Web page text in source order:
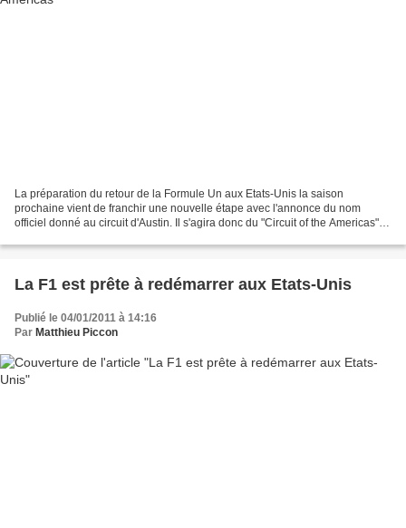
La préparation du retour de la Formule Un aux Etats-Unis la saison
prochaine vient de franchir une nouvelle étape avec l'annonce du nom
officiel donné au circuit d'Austin. Il s'agira donc du "Circuit of the Americas"
La F1 est prête à redémarrer aux Etats-Unis
Publié le 04/01/2011 à 14:16
Par Matthieu Piccon